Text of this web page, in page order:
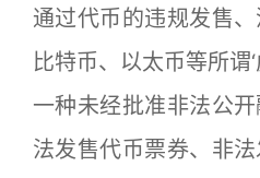
通过代币的违规发售
比特币、以太币等所谓
一种未经批准非法公
法发售代币票券、非